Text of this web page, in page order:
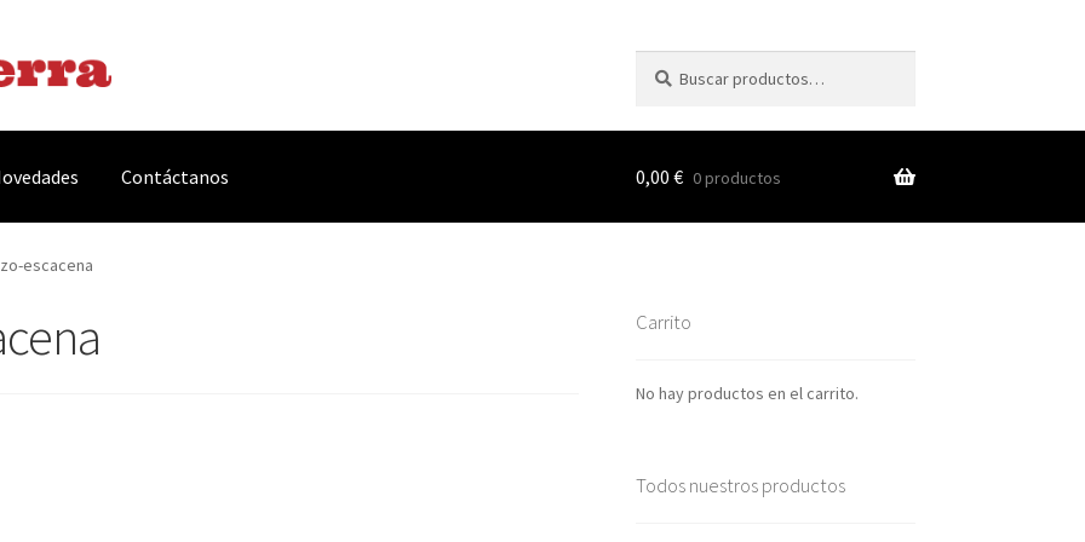
por:
Contáctanos 0,00 € 0 productos
escacena
Carrito
No hay productos en el carrito.
Todos nuestros productos